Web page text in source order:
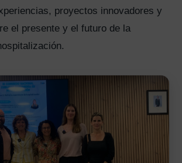
proyectos innovadores y
el presente y el futuro de la